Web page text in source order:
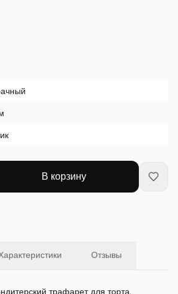
В корзину
Отзывы
трафарет для торта,